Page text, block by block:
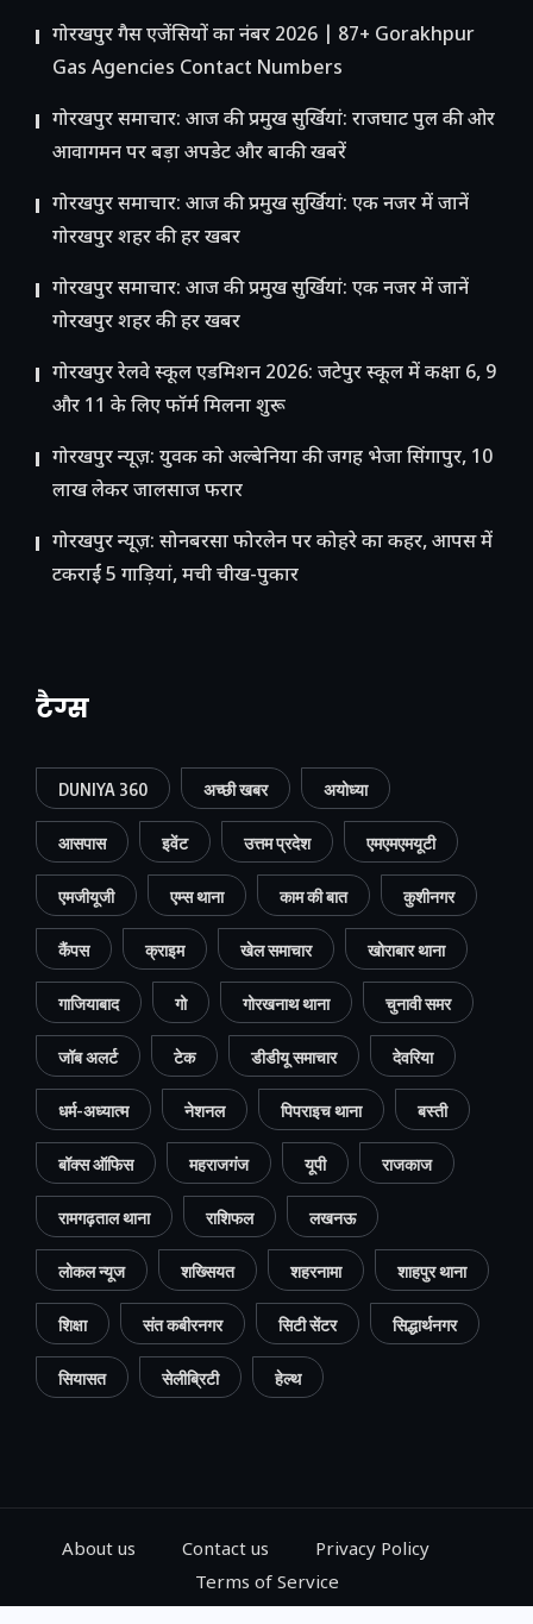
गोरखपुर गैस एजेंसियों का नंबर 2026 | 87+ Gorakhpur
Gas Agencies Contact Numbers
गोरखपुर समाचार: आज की प्रमुख सुर्खियां: राजघाट पुल की ओर
आवागमन पर बड़ा अपडेट और बाकी खबरें
गोरखपुर समाचार: आज की प्रमुख सुर्खियां: एक नजर में जानें
गोरखपुर शहर की हर खबर
गोरखपुर समाचार: आज की प्रमुख सुर्खियां: एक नजर में जानें
गोरखपुर शहर की हर खबर
गोरखपुर रेलवे स्कूल एडमिशन 2026: जटेपुर स्कूल में कक्षा 6, 9
और 11 के लिए फॉर्म मिलना शुरू
गोरखपुर न्यूज़: युवक को अल्बेनिया की जगह भेजा सिंगापुर, 10
लाख लेकर जालसाज फरार
गोरखपुर न्यूज़: सोनबरसा फोरलेन पर कोहरे का कहर, आपस में
टकराईं 5 गाड़ियां, मची चीख-पुकार
टैग्स
DUNIYA 360 अच्छी खबर अयोध्या
आसपास इवेंट उत्तम प्रदेश एमएमएमयूटी
एमजीयूजी एम्स थाना काम की बात कुशीनगर
कैंपस क्राइम खेल समाचार खोराबार थाना
गाजियाबाद गो गोरखनाथ थाना चुनावी समर
जॉब अलर्ट टेक डीडीयू समाचार देवरिया
धर्म-अध्यात्म नेशनल पिपराइच थाना बस्ती
बॉक्स ऑफिस महराजगंज यूपी राजकाज
रामगढ़ताल थाना राशिफल लखनऊ
लोकल न्यूज शख्सियत शहरनामा शाहपुर थाना
शिक्षा संत कबीरनगर सिटी सेंटर सिद्धार्थनगर
सियासत सेलीब्रिटी हेल्थ
About us Contact us
Privacy Policy
Terms of Service